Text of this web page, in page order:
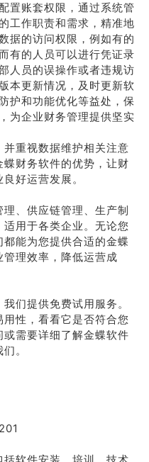
置账套权限，通过系统管
工作职责和需求，精准地
据的访问权限，例如有的
有的人员可以进行凭证录
人员的误操作或者违规访
本更新情况，及时更新软
护和功能优化等益处，保
为企业财务管理提供坚实
重视数据维护相关注意
财务软件的优势，让财
好运营发展。
、供应链管理、生产制
用于各类企业。无论您
能为您提供合适的金蝶
理效率，降低运营成
们提供免费试用服务。
性，看看它是否符合您
需要详细了解金蝶软件
。